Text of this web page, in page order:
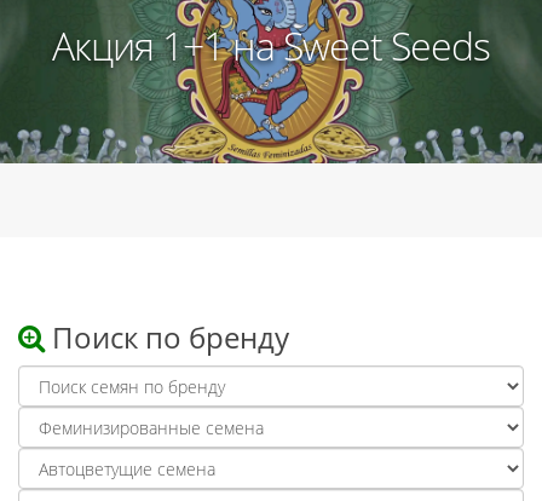
Акция 1+1 на Sweet Seeds
Поиск по бренду